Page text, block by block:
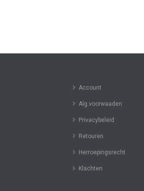
Account
Alg.voorwaaden
Privacybeleid
Retouren
Herroepingsrecht
Klachten